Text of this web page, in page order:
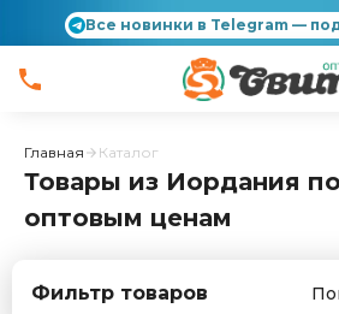
Все новинки в Telegram —
Главная Каталог
Товары из Иордания по
оптовым ценам
Фильтр товаров